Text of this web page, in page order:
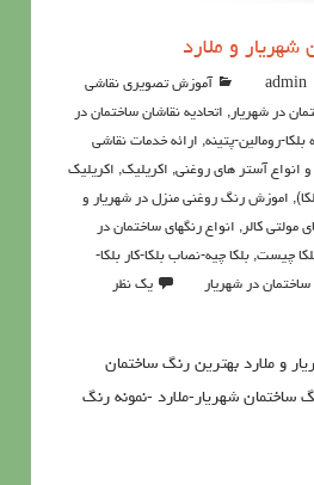
و ملارد
admin
آموزش تصویری نقاشی
در شهریار , اتحادیه نقاشان ساختمان در
رومالین-پتینه, ارائه خدمات نقاشی
و انواع آستر های روغنی, اکريليک, اکريليک
, اموزش رنگ روغنی منزل در شهریار و
مولتی کالر , انواع رنگهای ساختمان در
چیست, بلکا چیه-نصاب بلکا-کار بلکا-
در شهریار
یک نظر
و ملارد بهترین رنگ ساختمان
ساختمان شهریار-ملارد -نمونه رنگ